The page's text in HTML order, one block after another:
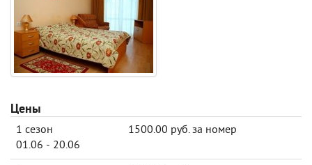
Цены
1 сезон
01.06 - 20.06
1500.00 руб. за номер